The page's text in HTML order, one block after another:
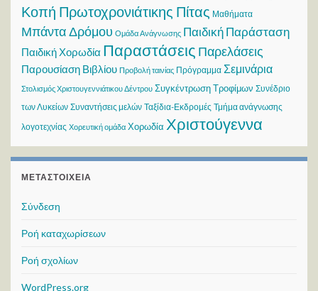
Κοπή Πρωτοχρονιάτικης Πίτας Μαθήματα
Μπάντα Δρόμου Ομάδα Ανάγνωσης Παιδική Παράσταση
Παιδική Χορωδία Παραστάσεις Παρελάσεις
Παρουσίαση Βιβλίου Προβολή ταινίας Πρόγραμμα Σεμινάρια
Στολισμός Χριστουγεννιάτικου Δέντρου Συγκέντρωση Τροφίμων Συνέδριο
των Λυκείων Συναντήσεις μελών Ταξίδια-Εκδρομές Τμήμα ανάγνωσης
λογοτεχνίας Χορευτική ομάδα Χορωδία Χριστούγεννα
ΜΕΤΑΣΤΟΙΧΕΊΑ
Σύνδεση
Ροή καταχωρίσεων
Ροή σχολίων
WordPress.org